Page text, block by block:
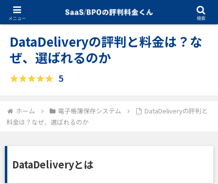
電子帳簿保存システム 10.09.2025
DataDeliveryの評判と料金は？な
ぜ、選ばれるのか
5
ホーム 電子帳簿保存システム
DataDeliveryの評判と
料金は？なぜ、選ばれるのか
DataDeliveryとは
メニュー 検索